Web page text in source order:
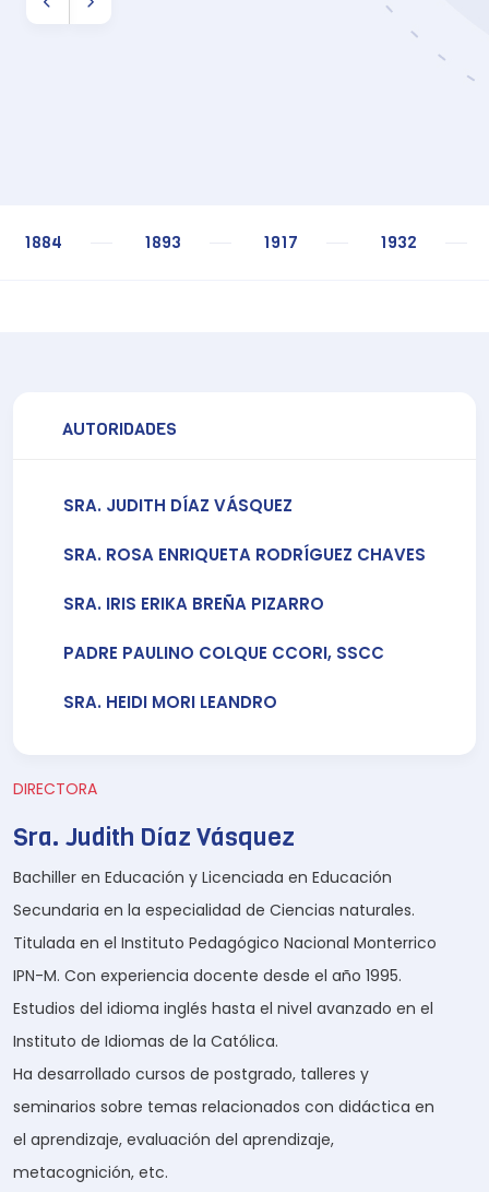
1884 1893 1917 1932
AUTORIDADES
SRA. JUDITH DÍAZ VÁSQUEZ
SRA. ROSA ENRIQUETA RODRÍGUEZ CHAVES
SRA. IRIS ERIKA BREÑA PIZARRO
PADRE PAULINO COLQUE CCORI, SSCC
SRA. HEIDI MORI LEANDRO
DIRECTORA
Sra. Judith Díaz Vásquez
Bachiller en Educación y Licenciada en Educación
Secundaria en la especialidad de Ciencias naturales.
Titulada en el Instituto Pedagógico Nacional Monterrico
IPN-M. Con experiencia docente desde el año 1995.
Estudios del idioma inglés hasta el nivel avanzado en el
Instituto de Idiomas de la Católica.
Ha desarrollado cursos de postgrado, talleres y
seminarios sobre temas relacionados con didáctica en
el aprendizaje, evaluación del aprendizaje,
metacognición, etc.